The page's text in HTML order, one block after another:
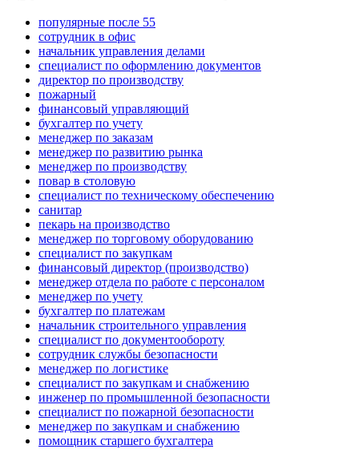
популярные после 55
сотрудник в офис
начальник управления делами
специалист по оформлению документов
директор по производству
пожарный
финансовый управляющий
бухгалтер по учету
менеджер по заказам
менеджер по развитию рынка
менеджер по производству
повар в столовую
специалист по техническому обеспечению
санитар
пекарь на производство
менеджер по торговому оборудованию
специалист по закупкам
финансовый директор (производство)
менеджер отдела по работе с персоналом
менеджер по учету
бухгалтер по платежам
начальник строительного управления
специалист по документообороту
сотрудник службы безопасности
менеджер по логистике
специалист по закупкам и снабжению
инженер по промышленной безопасности
специалист по пожарной безопасности
менеджер по закупкам и снабжению
помощник старшего бухгалтера